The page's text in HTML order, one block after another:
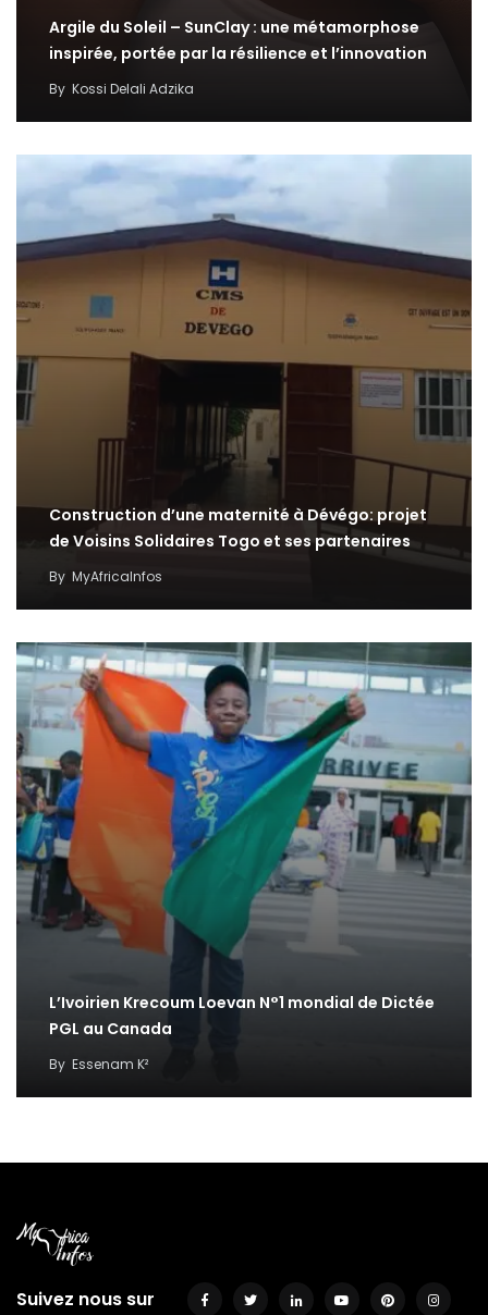
Argile du Soleil – SunClay : une métamorphose
inspirée, portée par la résilience et l’innovation
By Kossi Delali Adzika
Construction d’une maternité à Dévégo: projet
de Voisins Solidaires Togo et ses partenaires
By MyAfricaInfos
L’Ivoirien Krecoum Loevan N°1 mondial de Dictée
PGL au Canada
By Essenam K²
Suivez nous sur